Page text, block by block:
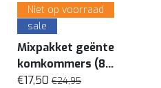
Niet op voorraad
sale
Mixpakket geënte
komkommers (8
planten)
€17,50 €24,95